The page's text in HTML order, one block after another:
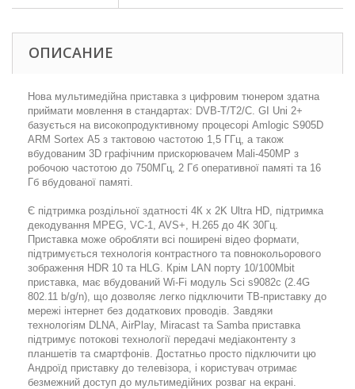
ОПИСАНИЕ
Нова мультимедійна приставка з цифровим тюнером здатна
приймати мовлення в стандартах: DVB-T/T2/C. GI Uni 2+
базується на високопродуктивному процесорі Amlogic S905D
ARM Sortех А5 з тактовою частотою 1,5 ГГц, а також
вбудованим 3D графічним прискорювачем Mali-450MP з
робочою частотою до 750MГц, 2 Гб оперативної памяті та 16
Гб вбудованої памяті.
Є підтримка роздільної здатності 4К x 2K Ultra HD, підтримка
декодування MPEG, VC-1, AVS+, H.265 до 4K 30Гц.
Приставка може обробляти всі поширені відео формати,
підтримується технологія контрастного та повнокольорового
зображення HDR 10 та HLG. Крім LAN порту 10/100Mbit
приставка, має вбудований Wi-Fi модуль Sci s9082c (2.4G
802.11 b/g/n), що дозволяє легко підключити ТВ-приставку до
мережі інтернет без додаткових проводів. Завдяки
технологіям DLNA, AirPlay, Miracast та Samba приставка
підтримує потокові технології передачі медіаконтенту з
планшетів та смартфонів. Достатньо просто підключити цю
Андроїд приставку до телевізора, і користувач отримає
безмежний доступ до мультимедійних розваг на екрані.